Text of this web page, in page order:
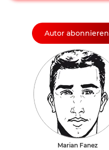
Autor abonnieren
Marian Fanez